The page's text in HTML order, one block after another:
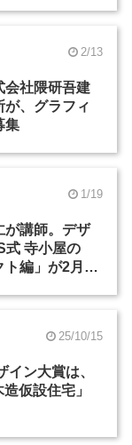
2/13
会社隈研吾建
が、グラフィ
集
1/19
が講師。デザ
式 寺小屋の
ト編」が2月1
25/10/15
イン大賞は、
仮設住宅」